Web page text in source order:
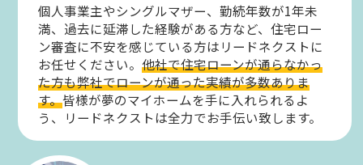
個人事業主やシングルマザー、勤続年数が1年未
満、過去に延滞した経験がある方など、住宅ロー
ン審査に不安を感じている方はリードネクストに
お任せください。他社で住宅ローンが通らなかっ
た方も弊社でローンが通った実績が多数ありま
す。皆様が夢のマイホームを手に入れられるよ
う、リードネクストは全力でお手伝い致します。